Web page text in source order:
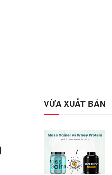
VỪA XUẤT BẢN